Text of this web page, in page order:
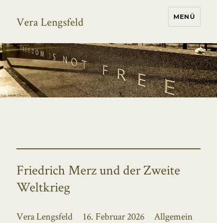
Vera Lengsfeld MENÜ
Friedrich Merz und der Zweite
Weltkrieg
Autor
Vera Lengsfeld
Veröffentlicht
16. Februar 2026 Kategorien
Allgemein